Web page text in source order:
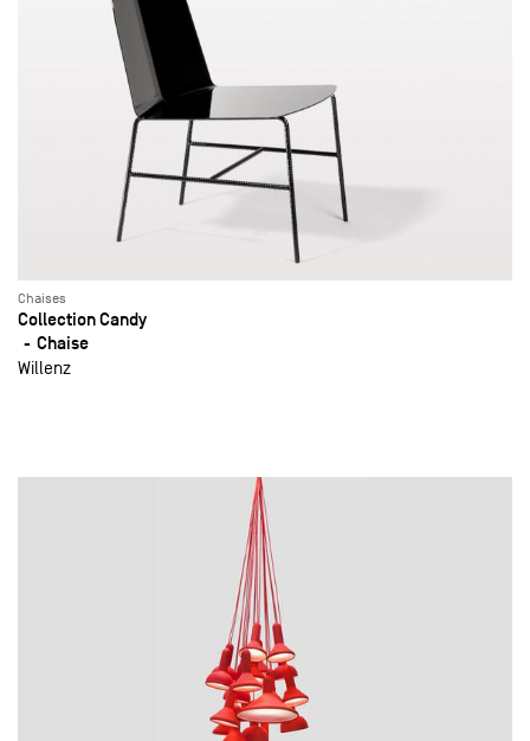
Chaises
Collection Candy
Chaise
Willenz